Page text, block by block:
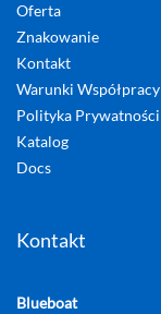
Oferta
Znakowanie
Kontakt
Warunki Współpracy
Polityka Prywatności
Katalog
Docs
Kontakt
Blueboat